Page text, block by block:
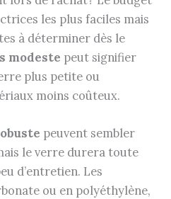
les plus faciles mais
à déterminer dès le
modeste peut signifier
plus petite ou
moins coûteux.
peuvent sembler
le verre durera toute
d’entretien. Les
ou en polyéthylène,